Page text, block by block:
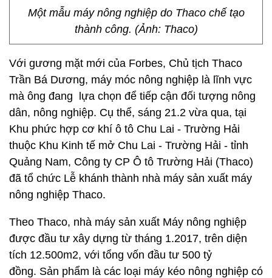
Một mẫu máy nông nghiệp do Thaco chế tạo
thành công. (Ảnh: Thaco)
Với gương mặt mới của Forbes, Chủ tịch Thaco
Trần Bá Dương, máy móc nông nghiệp là lĩnh vực
mà ông đang lựa chọn để tiếp cận đối tượng nông
dân, nông nghiệp. Cụ thể, sáng 21.2 vừa qua, tại
Khu phức hợp cơ khí ô tô Chu Lai - Trường Hải
thuộc Khu Kinh tế mở Chu Lai - Trường Hải - tỉnh
Quảng Nam, Công ty CP Ô tô Trường Hải (Thaco)
đã tổ chức Lễ khánh thành nhà máy sản xuất máy
nông nghiệp Thaco.
Theo Thaco, nhà máy sản xuất Máy nông nghiệp
được đầu tư xây dựng từ tháng 1.2017, trên diện
tích 12.500m2, với tổng vốn đầu tư 500 tỷ
đồng. Sản phẩm là các loại máy kéo nông nghiệp có